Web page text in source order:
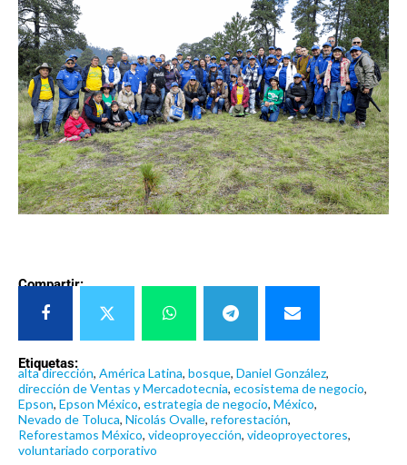
Compartir:
Etiquetas:
alta dirección, América Latina, bosque, Daniel González,
dirección de Ventas y Mercadotecnia, ecosistema de negocio,
Epson, Epson México, estrategia de negocio, México,
Nevado de Toluca, Nicolás Ovalle, reforestación,
Reforestamos México, videoproyección, videoproyectores,
voluntariado corporativo